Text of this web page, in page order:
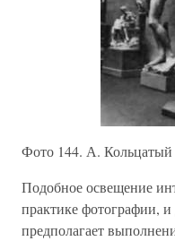
Фото 144. А.
Подобное освещение
практике фотографии,
предполагает